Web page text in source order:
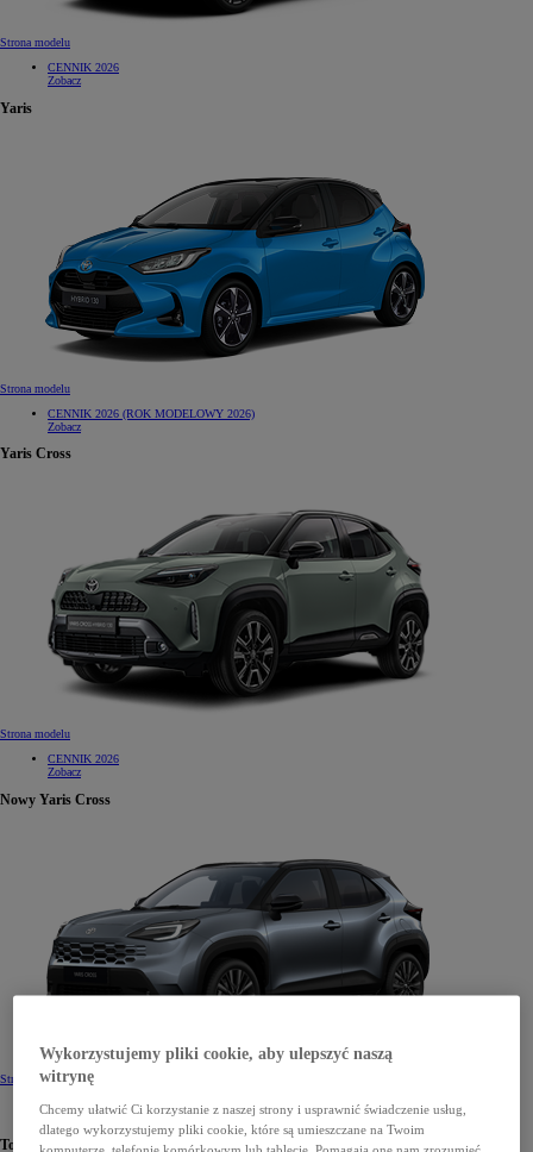
Strona modelu
CENNIK 2026
Zobacz
Yaris
Strona modelu
CENNIK 2026 (ROK MODELOWY 2026)
Zobacz
Yaris Cross
Strona modelu
CENNIK 2026
Zobacz
Nowy Yaris Cross
Strona modelu
CENNIK 2026
Zobacz
Toyota C-HR
Wykorzystujemy pliki cookie, aby ulepszyć naszą
witrynę
Chcemy ułatwić Ci korzystanie z naszej strony i usprawnić świadczenie usług,
dlatego wykorzystujemy pliki cookie, które są umieszczane na Twoim